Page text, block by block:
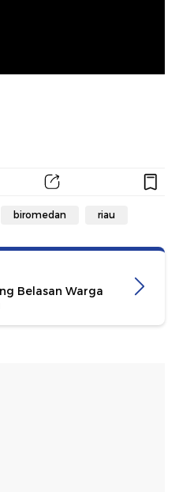
biromedan riau
Belasan Warga